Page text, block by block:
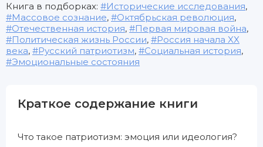
Книга в подборках: Исторические исследования,
Массовое сознание, Октябрьская революция,
Отечественная история, Первая мировая война,
Политическая жизнь России,
Россия начала XX
века, Русский патриотизм, Социальная история,
Эмоциональные состояния
Краткое содержание книги
Что такое патриотизм: эмоция или идеология?